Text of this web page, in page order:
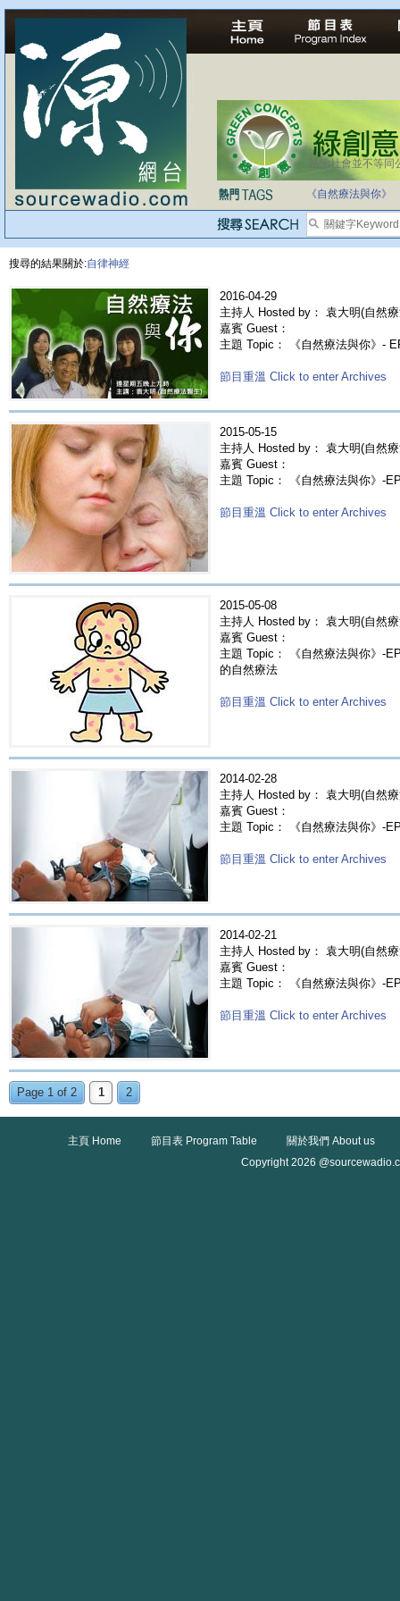
法治社會並不等同
自家教育合法化-
《自然療法與你》
搜尋的結果關於:自律神經
2016-04-29
主持人 Hosted by： 袁大明(自然
嘉賓 Guest：
主題 Topic： 《自然療法與你》-
節目重溫 Click to enter Archives
2015-05-15
主持人 Hosted by： 袁大明(自然
嘉賓 Guest：
主題 Topic： 《自然療法與你》-
節目重溫 Click to enter Archives
2015-05-08
主持人 Hosted by： 袁大明(自然
嘉賓 Guest：
主題 Topic： 《自然療法與你》-
的自然療法
節目重溫 Click to enter Archives
2014-02-28
主持人 Hosted by： 袁大明(自然
嘉賓 Guest：
主題 Topic： 《自然療法與你》-
節目重溫 Click to enter Archives
2014-02-21
主持人 Hosted by： 袁大明(自然
嘉賓 Guest：
主題 Topic： 《自然療法與你》-
節目重溫 Click to enter Archives
Page 1 of 2 1 2
主頁 Home 節目表 Program Table
關於我們 About us
Copyright 2026